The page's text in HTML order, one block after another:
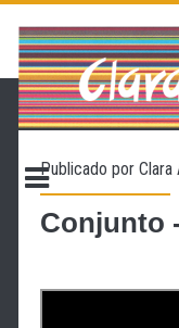
Publicado porClara
Conjunto